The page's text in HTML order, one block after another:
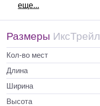
еще...
Размеры ИксТрейл
Кол-во мест
Длина
Ширина
Высота